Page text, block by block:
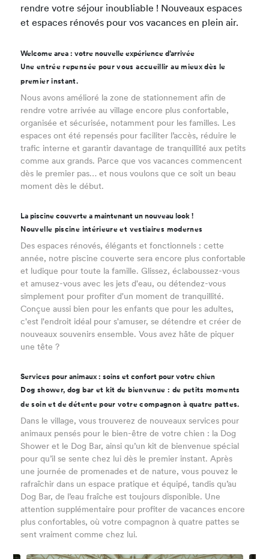
rendre votre séjour inoubliable ! Nouveaux espaces
et espaces rénovés pour vos vacances en plein air.
Welcome area : votre nouvelle expérience d’arrivée
Une entrée repensée pour vous accueillir au mieux dès le
premier instant.
Nous avons amélioré la zone de stationnement afin de
rendre votre arrivée au village encore plus confortable,
organisée et sécurisée, notamment pour les familles. Les
espaces ont été repensés pour faciliter l’accès, réduire le
trafic interne et garantir davantage de tranquillité aux petits
comme aux grands. Parce que vos vacances commencent
dès le premier pas… et nous voulons que ce soit un beau
moment dès le début.
La piscine couverte a maintenant un nouveau look !
Nouvelle piscine intérieure et vestiaires modernes
Des espaces rénovés, élégants et fonctionnels : cette
année, notre piscine couverte sera encore plus confortable
et ludique pour toute la famille. Glissez, éclaboussez-vous
et amusez-vous avec les jets d'eau, ou détendez-vous
simplement pour profiter d'un moment de tranquillité.
Conçue aussi bien pour les enfants que pour les adultes,
c'est l'endroit idéal pour s'amuser, se détendre et créer de
nouveaux souvenirs ensemble. Vous avez hâte de piquer
une tête ?
Services pour animaux : soins et confort pour votre chien
Dog shower, dog bar et kit de bienvenue : de petits moments
de soin et de détente pour votre compagnon à quatre pattes.
Dans le village, vous trouverez de nouveaux services pour
animaux pensés pour le bien-être de votre chien : la Dog
Shower et le Dog Bar, ainsi qu’un kit de bienvenue spécial
pour qu’il se sente chez lui dès le premier instant. Après
une journée de promenades et de nature, vous pouvez le
rafraîchir dans un espace pratique et équipé, tandis qu’au
Dog Bar, de l’eau fraîche est toujours disponible. Une
attention supplémentaire pour profiter de vacances encore
plus confortables, où votre compagnon à quatre pattes se
sent vraiment comme chez lui.